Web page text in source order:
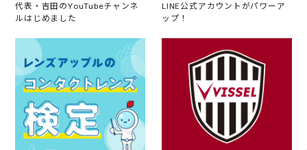
代表・吉田のYouTubeチャンネ
ルはじめました
LINE公式アカウントがパワーア
ップ！